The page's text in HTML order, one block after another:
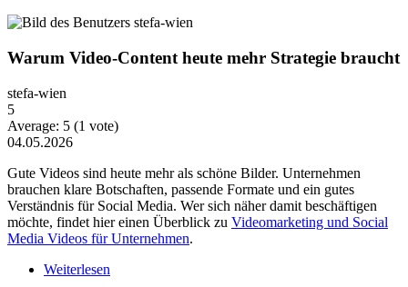
Warum Video-Content heute mehr Strategie braucht
stefa-wien
5
Average: 5 (1 vote)
04.05.2026
Gute Videos sind heute mehr als schöne Bilder. Unternehmen
brauchen klare Botschaften, passende Formate und ein gutes
Verständnis für Social Media. Wer sich näher damit beschäftigen
möchte, findet hier einen Überblick zu Videomarketing und Social
Media Videos für Unternehmen.
Weiterlesen